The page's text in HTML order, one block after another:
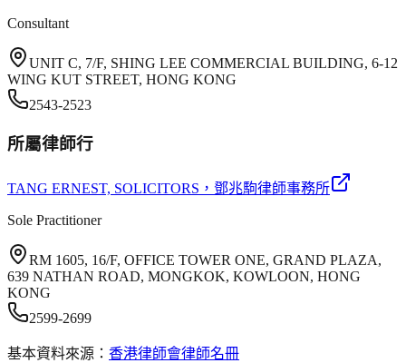
Consultant
UNIT C, 7/F, SHING LEE COMMERCIAL BUILDING, 6-12
WING KUT STREET, HONG KONG
2543-2523
所屬律師行
TANG ERNEST, SOLICITORS ，鄧兆駒律師事務所
Sole Practitioner
RM 1605, 16/F, OFFICE TOWER ONE, GRAND PLAZA,
639 NATHAN ROAD, MONGKOK, KOWLOON, HONG
KONG
2599-2699
基本資料來源： 香港律師會律師名冊